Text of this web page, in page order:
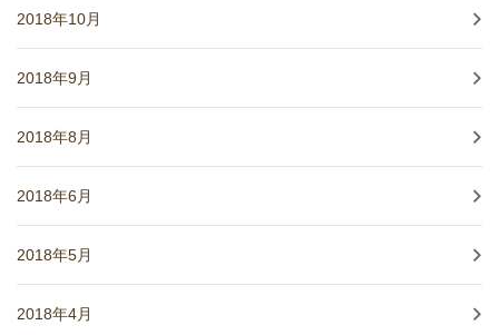
2018年10月
2018年9月
2018年8月
2018年6月
2018年5月
2018年4月